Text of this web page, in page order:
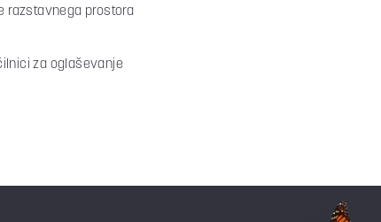
razstavnega prostora
za oglaševanje